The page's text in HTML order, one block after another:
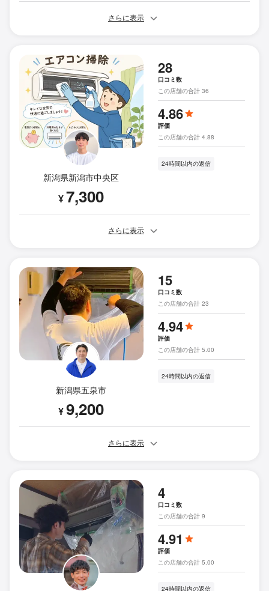
さらに表示
新潟県新潟市中央区
¥7,300
28
口コミ数
この店舗の合計 36
4.86
評価
この店舗の合計 4.88
24時間以内の返信
さらに表示
新潟県五泉市
¥9,200
15
口コミ数
この店舗の合計 23
4.94
評価
この店舗の合計 5.00
24時間以内の返信
さらに表示
4
口コミ数
この店舗の合計 9
4.91
評価
この店舗の合計 5.00
24時間以内の返信